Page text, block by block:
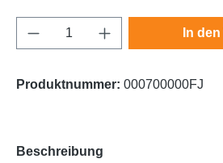
Produkt Anzahl: Gib den
In
Produktnummer: 000700000FJ
Beschreibung